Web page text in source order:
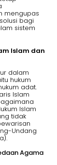
mengupas
bagi
sistem
Islam dan
dalam
hukum
adat.
Islam
Islam
tidak
Undang
Agama